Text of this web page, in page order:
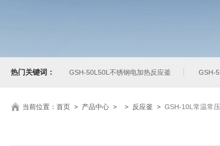
热门关键词： GSH-50L50L不锈钢电加热反应釜 GSH-
当前位置： 首页 > 产品中心 > > 反应釜 > GSH-10L常温常